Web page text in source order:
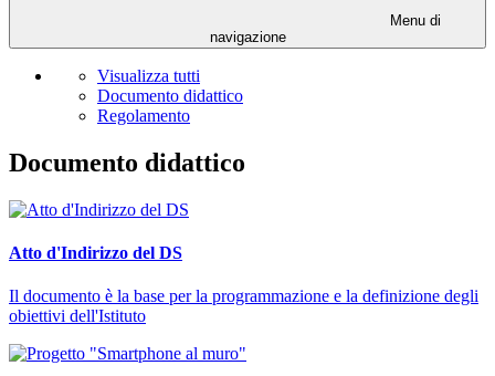
Menu di
navigazione
Visualizza tutti
Documento didattico
Regolamento
Documento didattico
Atto d'Indirizzo del DS
Il documento è la base per la programmazione e la definizione degli
obiettivi dell'Istituto